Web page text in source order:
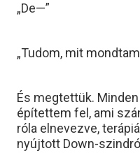
„De—”
„Tudom, mit
És megtettük.
építettem fel, ami
róla elnevezve,
nyújtott Down-